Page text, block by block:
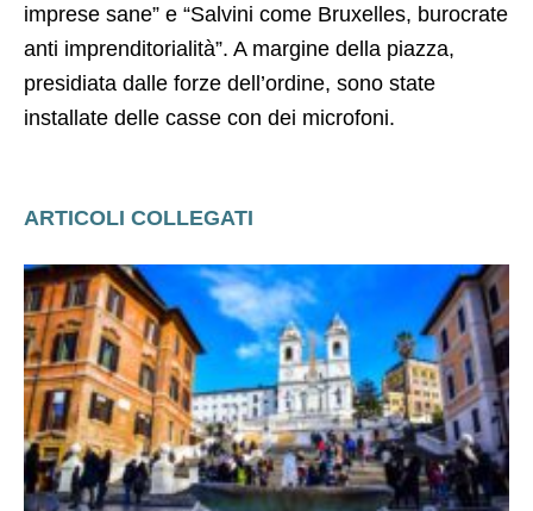
imprese sane” e “Salvini come Bruxelles, burocrate
anti imprenditorialità”. A margine della piazza,
presidiata dalle forze dell’ordine, sono state
installate delle casse con dei microfoni.
ARTICOLI COLLEGATI